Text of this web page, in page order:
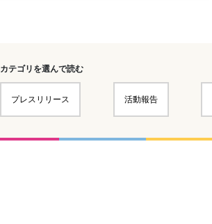
カテゴリを選んで読む
プレスリリース 活動報告